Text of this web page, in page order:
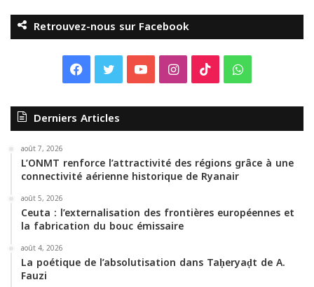
Retrouvez-nous sur Facebook
c
e
b
o
o
k
i
t
e
r
u
T
u
b
e
I
s
t
a
g
r
a
k
T
o
k
W
a
t
A
p
Derniers Articles
août 7, 2026
L’ONMT renforce l’attractivité des régions grâce à une
connectivité aérienne historique de Ryanair
août 5, 2026
Ceuta : l’externalisation des frontières européennes et
la fabrication du bouc émissaire
août 4, 2026
La poétique de l’absolutisation dans Taḥeryaḍt de A.
Fauzi